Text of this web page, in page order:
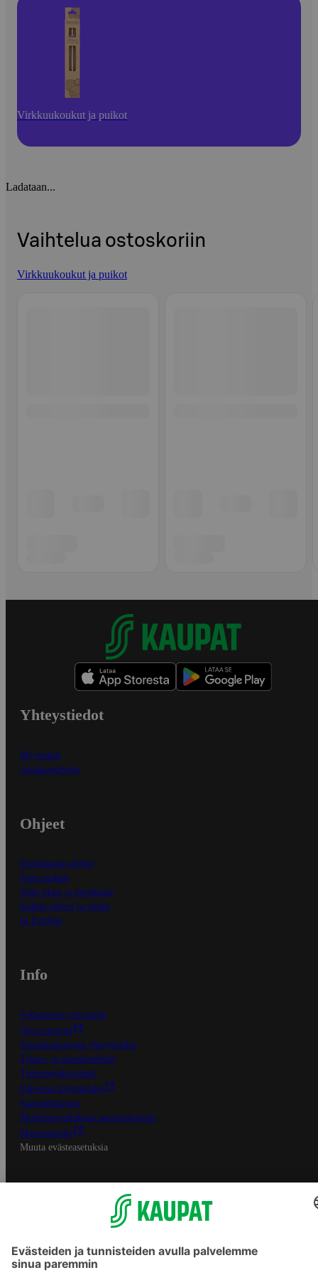
Virkkuukoukut ja puikot
Ladataan...
Vaihtelua ostoskoriin
Virkkuukoukut ja puikot
Yhteystiedot
Myymälät
Asiakaspalvelu
Ohjeet
Ensitilaajan ohjeet
Näin maksat
Näin tilaat ja muokkaat
Kaikki ohjeet ja vinkit
In English
Info
S-Business yrityksille
Oiva-raportit
Osuuskauppojen yhteystiedot
Tilaus- ja toimitusehdot
Tietosuojakäytäntö
Palvelun käyttöehdot
Saavutettavuus
Mobiilisovelluksen saavutettavuus
Mainostajalle
Muuta evästeasetuksia
S-ryhmän palvelut
Asiakasomistajuus